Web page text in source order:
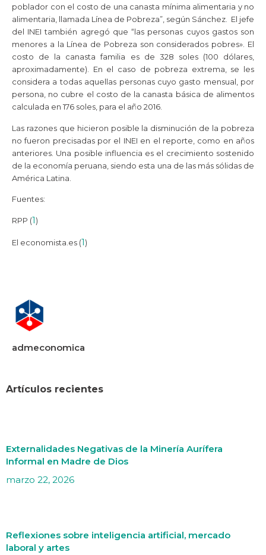
poblador con el costo de una canasta mínima alimentaria y no
alimentaria, llamada Línea de Pobreza”, según Sánchez. El jefe
del INEI también agregó que “las personas cuyos gastos son
menores a la Línea de Pobreza son considerados pobres». El
costo de la canasta familia es de 328 soles (100 dólares,
aproximadamente). En el caso de pobreza extrema, se les
considera a todas aquellas personas cuyo gasto mensual, por
persona, no cubre el costo de la canasta básica de alimentos
calculada en 176 soles, para el año 2016.
Las razones que hicieron posible la disminución de la pobreza
no fueron precisadas por el INEI en el reporte, como en años
anteriores. Una posible influencia es el crecimiento sostenido
de la economía peruana, siendo esta una de las más sólidas de
América Latina.
Fuentes:
RPP (1)
El economista.es (1)
admeconomica
Artículos recientes
Externalidades Negativas de la Minería Aurífera
Informal en Madre de Dios
marzo 22, 2026
Reflexiones sobre inteligencia artificial, mercado
laboral y artes